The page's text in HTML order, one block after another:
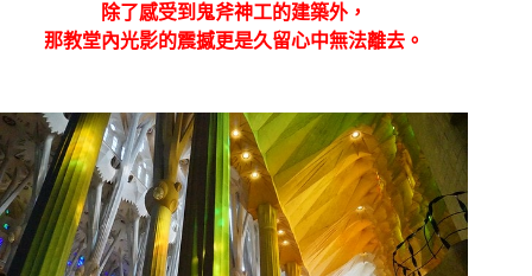
除了感受到鬼斧神工的建築外，
那教堂內光影的震撼更是久留心中無法離去。